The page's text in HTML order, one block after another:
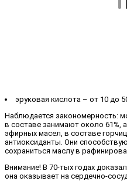
эруковая кислота – от 10 до
Наблюдается закономерность:
в составе занимают около 61%,
эфирных масел, в составе
антиоксиданты. Они
сохраниться маслу в
Внимание! В 70-тых годах
она оказывает на сердечно-